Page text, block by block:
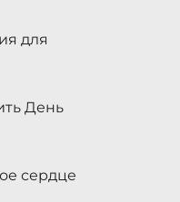
для
День
сердце